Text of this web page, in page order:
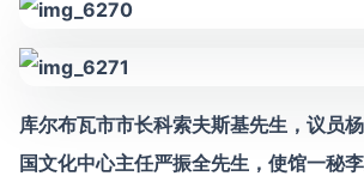
库尔布瓦市市长科索夫斯基先生，议员
国文化中心主任严振全先生，使馆一秘